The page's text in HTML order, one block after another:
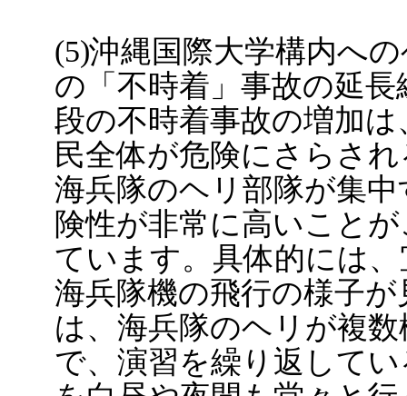
(5)沖縄国際大学構内へ
の「不時着」事故の延
段の不時着事故の増加
民全体が危険にさらさ
海兵隊のヘリ部隊が集
険性が非常に高いこと
ています。具体的には
海兵隊機の飛行の様子
は、海兵隊のヘリが複
で、演習を繰り返して